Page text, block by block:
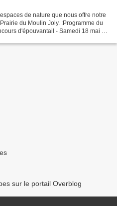
de nature que nous offre notre
du Moulin Joly. :Programme du
d'épouvantail - Samedi 18 mai à
sur le portail Overblog